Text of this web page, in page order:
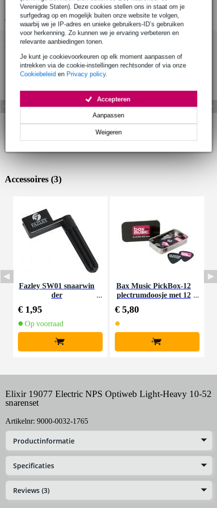
Verenigde Staten). Deze cookies stellen ons in staat om je
surfgedrag op en mogelijk buiten onze website te volgen,
waarbij we je IP-adres en unieke gebruikers-ID’s gebruiken
voor herkenning. Zo kunnen we je ervaring verbeteren en
relevante aanbiedingen tonen.
Je kunt je cookievoorkeuren op elk moment aanpassen of
intrekken via de cookie-instellingen rechtsonder of via onze
Cookiebeleid en Privacy policy.
Weigeren
Aanpassen
Accepteren
Bekijk alle productspecificaties
Bekijk ook eens (9)
Accessoires (3)
Fazley SW01 snaarwin
der
€ 1,95
Op voorraad
+
Bax Music PickBox-12
plectrumdoosje met 12
€ 5,80
+
Elixir 19077 Electric NPS Optiweb Light-Heavy 10-52
snarenset
Artikelnr: 9000-0032-1765
Productinformatie
Specificaties
Reviews (3)